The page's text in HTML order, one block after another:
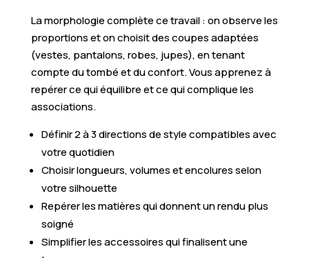
La morphologie complète ce travail : on observe les
proportions et on choisit des coupes adaptées
(vestes, pantalons, robes, jupes), en tenant
compte du tombé et du confort. Vous apprenez à
repérer ce qui équilibre et ce qui complique les
associations.
Définir 2 à 3 directions de style compatibles avec
votre quotidien
Choisir longueurs, volumes et encolures selon
votre silhouette
Repérer les matières qui donnent un rendu plus
soigné
Simplifier les accessoires qui finalisent une